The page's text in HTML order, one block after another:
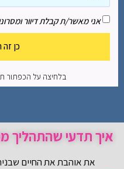
אני מאשר/ת קבלת דיוור
כן
בלחיצה על הכפתור
איך תדעי שהתהליך
את אוהבת את החיים